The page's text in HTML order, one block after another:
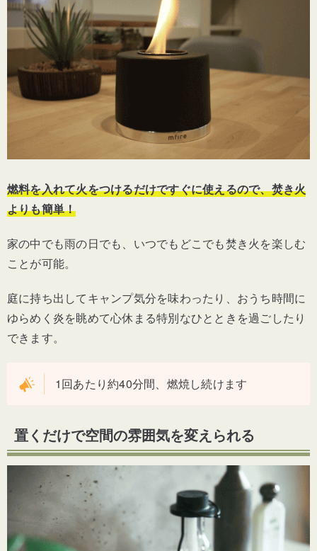
燃料を入れて火をつけるだけですぐに使えるので、焚き火
よりも簡単！
家の中でも雨の日でも、いつでもどこでも焚き火を楽しむ
ことが可能。
庭に持ち出してキャンプ気分を味わったり、おうち時間に
ゆらめく炎を眺めて心休まる特別なひとときを過ごしたり
できます。
1回あたり約40分間、燃焼し続けます
置くだけで空間の雰囲気を変えられる